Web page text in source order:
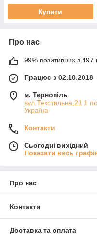
Купити
Про нас
99% позитивних з 497
Працює з 02.10.2018
м. Тернопіль
вул.Текстильна,21 1
Україна
Контакти
Сьогодні вихідний
Показати весь
Про нас
Контакти
Доставка та оплата